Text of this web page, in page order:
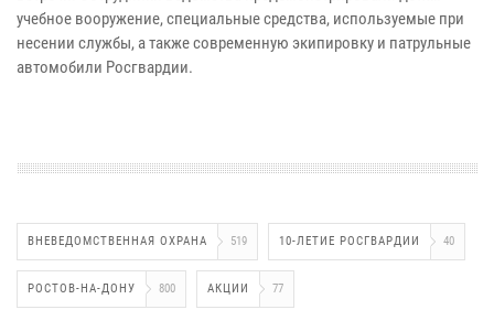
учебное вооружение, специальные средства, используемые при
несении службы, а также современную экипировку и патрульные
автомобили Росгвардии.
ВНЕВЕДОМСТВЕННАЯ ОХРАНА 519 10-ЛЕТИЕ РОСГВАРДИИ 40
РОСТОВ-НА-ДОНУ 800 АКЦИИ 77